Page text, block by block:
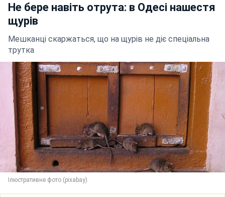
Не бере навіть отрута: в Одесі нашестя
щурів
Мешканці скаржаться, що на щурів не діє спеціальна
трутка
Ілюстративне фото (pixabay)